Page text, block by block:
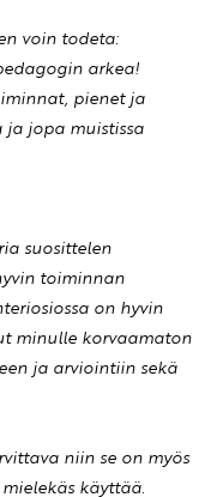
voin todeta:
arkea!
pienet ja
ja jopa muistissa
suosittelen
toiminnan
on hyvin
minulle korvaamaton
ja arviointiin sekä
niin se on myös
käyttää.